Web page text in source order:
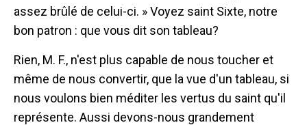
assez brûlé de celui-ci. » Voyez saint Sixte, notre
bon patron : que vous dit son tableau?
Rien, M. F., n'est plus capable de nous toucher et
même de nous convertir, que la vue d'un tableau, si
nous voulons bien méditer les vertus du saint qu'il
représente. Aussi devons-nous grandement